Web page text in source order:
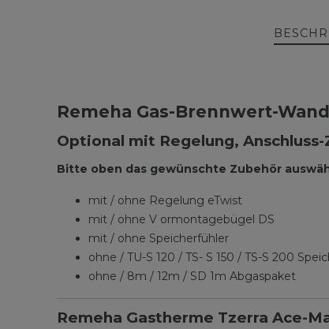
Remeha Gas-Brennwert-
Optional mit Regelung,
Bitte oben das gewünschte Zubehör
mit / ohne Regelung eTwist
mit / ohne V ormontagebügel DS
mit / ohne Speicherfühler
ohne / TU-S 120 / TS- S 150 / TS-S 200
ohne / 8m / 12m / SD 1m Abgaspaket
Remeha Gastherme Tzerra Ace-